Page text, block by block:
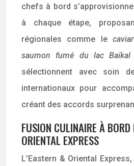
chefs à bord
à chaque étape,
régionales comme le
saumon fumé du lac Baïkal
sélectionnent avec soin
internationaux pour
créant des accords
FUSION CULINAIRE À
ORIENTAL EXPRESS
L’Eastern & Oriental